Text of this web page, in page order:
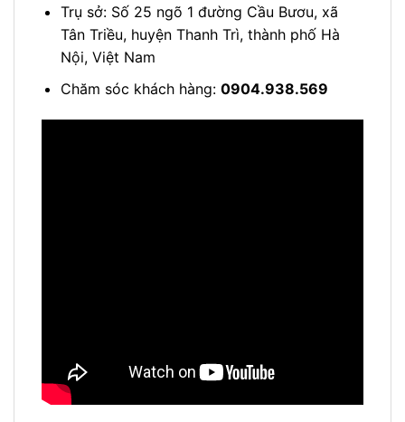
Trụ sở: Số 25 ngõ 1 đường Cầu Bươu, xã
Tân Triều, huyện Thanh Trì, thành phố Hà
Nội, Việt Nam
Chăm sóc khách hàng: 0904.938.569